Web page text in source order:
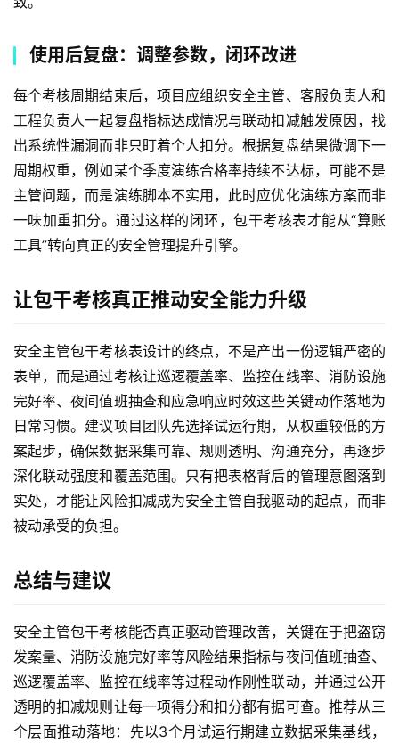
使用后复盘：调整参数，闭环改进
每个考核周期结束后，项目应组织安全主管、客服负责人和
工程负责人一起复盘指标达成情况与联动扣减触发原因，找
出系统性漏洞而非只盯着个人扣分。根据复盘结果微调下一
周期权重，例如某个季度演练合格率持续不达标，可能不是
主管问题，而是演练脚本不实用，此时应优化演练方案而非
一味加重扣分。通过这样的闭环，包干考核表才能从“算账
工具”转向真正的安全管理提升引擎。
让包干考核真正推动安全能力升级
安全主管包干考核表设计的终点，不是产出一份逻辑严密的
表单，而是通过考核让巡逻覆盖率、监控在线率、消防设施
完好率、夜间值班抽查和应急响应时效这些关键动作落地为
日常习惯。建议项目团队先选择试运行期，从权重较低的方
案起步，确保数据采集可靠、规则透明、沟通充分，再逐步
深化联动强度和覆盖范围。只有把表格背后的管理意图落到
实处，才能让风险扣减成为安全主管自我驱动的起点，而非
被动承受的负担。
总结与建议
安全主管包干考核能否真正驱动管理改善，关键在于把盗窃
发案量、消防设施完好率等风险结果指标与夜间值班抽查、
巡逻覆盖率、监控在线率等过程动作刚性联动，并通过公开
透明的扣减规则让每一项得分和扣分都有据可查。推荐从三
个层面推动落地：先以3个月试运行期建立数据采集基线，